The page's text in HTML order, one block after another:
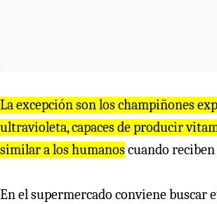
La excepción son los champiñones
ultravioleta, capaces de producir
similar a los humanoscuando
En el supermercado conviene buscar